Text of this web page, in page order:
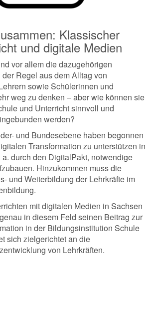
Klassischer
und digitale Medien
vor allem die dazugehörigen
Regel aus dem Alltag von
sowie Schülerinnen und
weg zu denken – aber wie können sie
und Unterricht sinnvoll und
werden?
und Bundesebene haben begonnen
Transformation zu unterstützen in
durch den DigitalPakt, notwendige
Hinzukommen muss die
und Weiterbildung der Lehrkräfte im
mit digitalen Medien in Sachsen
in diesem Feld seinen Beitrag zur
in der Bildungsinstitution Schule
sich zielgerichtet an die
von Lehrkräften.